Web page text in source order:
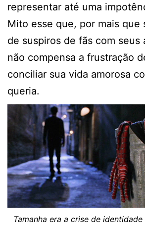
representar até uma
Mito esse que, por mais que
de suspiros de fãs com seus
não compensa a frustração
conciliar sua vida amorosa
queria.
Tamanha era a crise de